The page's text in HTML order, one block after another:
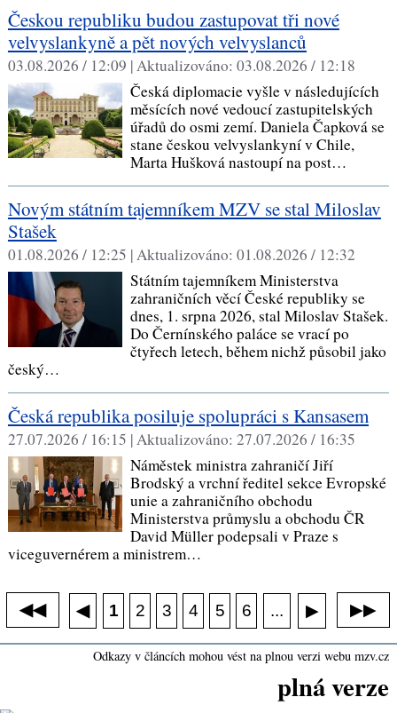
Českou republiku budou zastupovat tři nové
velvyslankyně a pět nových velvyslanců
03.08.2026 / 12:09 |Aktualizováno: 03.08.2026 / 12:18
Česká diplomacie vyšle v následujících
měsících nové vedoucí zastupitelských
úřadů do osmi zemí. Daniela Čapková se
stane českou velvyslankyní v Chile,
Marta Hušková nastoupí na post…
Novým státním tajemníkem MZV se stal Miloslav
Stašek
01.08.2026 / 12:25 |Aktualizováno: 01.08.2026 / 12:32
Státním tajemníkem Ministerstva
zahraničních věcí České republiky se
dnes, 1. srpna 2026, stal Miloslav Stašek.
Do Černínského paláce se vrací po
čtyřech letech, během nichž působil jako
český…
Česká republika posiluje spolupráci s Kansasem
27.07.2026 / 16:15 |Aktualizováno: 27.07.2026 / 16:35
Náměstek ministra zahraničí Jiří
Brodský a vrchní ředitel sekce Evropské
unie a zahraničního obchodu
Ministerstva průmyslu a obchodu ČR
David Müller podepsali v Praze s
viceguvernérem a ministrem…
◀◀ ◀ 1 2 3 4 5 6 ... ▶ ▶▶
Odkazy v článcích mohou vést na plnou verzi webu mzv.cz
plná verze